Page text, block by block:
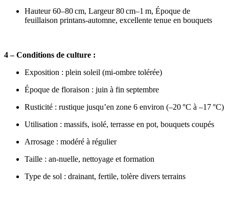
Hauteur 60–80 cm, Largeur 80 cm–1 m, Époque de
feuillaison printans‑automne, excellente tenue en bouquets
4 – Conditions de culture :
Exposition : plein soleil (mi‑ombre tolérée)
Époque de floraison : juin à fin septembre
Rusticité : rustique jusqu’en zone 6 environ (–20 °C à –17 °C)
Utilisation : massifs, isolé, terrasse en pot, bouquets coupés
Arrosage : modéré à régulier
Taille : an‑nuelle, nettoyage et formation
Type de sol : drainant, fertile, tolère divers terrains